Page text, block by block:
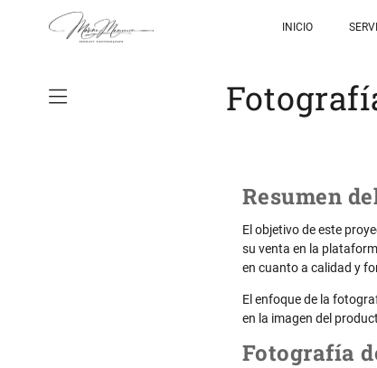
INICIO
Resumen
El objetivo de este
su venta en la
en cuanto a calidad y
El enfoque de la
en la imagen del
Fotografía